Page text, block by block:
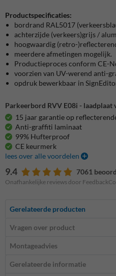
Productspecificaties:
bordrand RAL5017
achterzijde (verkeers)grijs /
hoogwaardig (retro-
meerdere afmetingen mogelijk.
Productieproces conform CE-
voorzien van UV-werend anti-
opdruk bewerkbaar in
Parkeerbord RVV E08i -
15 jaar garantie op
Anti-graffiti laminaat
99% Hufterproof
CE keurmerk
lees over alle voordelen
9.4 7061
Onafhankelijke reviews door
Gerelateerde producten
Vragen over product
Montageadvies
Gerelateerde informatie